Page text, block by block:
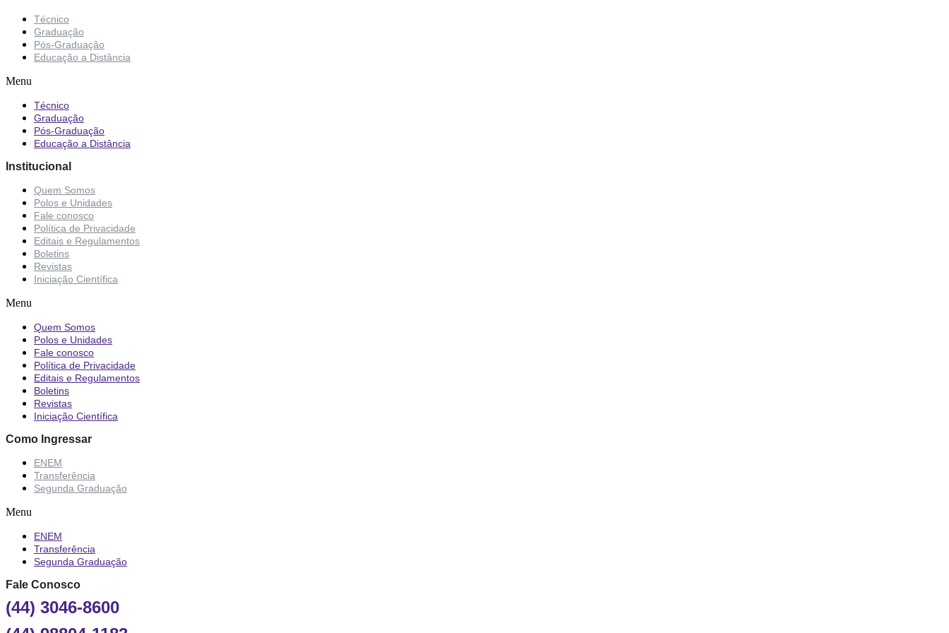
Técnico
Graduação
Pós-Graduação
Educação a Distância
Menu
Técnico
Graduação
Pós-Graduação
Educação a Distância
Institucional
Quem Somos
Polos e Unidades
Fale conosco
Política de Privacidade
Editais e Regulamentos
Boletins
Revistas
Iniciação Científica
Menu
Quem Somos
Polos e Unidades
Fale conosco
Política de Privacidade
Editais e Regulamentos
Boletins
Revistas
Iniciação Científica
Como Ingressar
ENEM
Transferência
Segunda Graduação
Menu
ENEM
Transferência
Segunda Graduação
Fale Conosco
(44) 3046-8600